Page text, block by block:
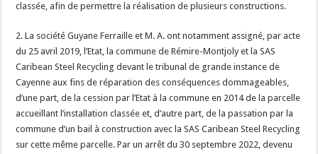
classée, afin de permettre la réalisation de plusieurs constructions.
2. La société Guyane Ferraille et M. A. ont notamment assigné, par acte
du 25 avril 2019, l’Etat, la commune de Rémire-Montjoly et la SAS
Caribean Steel Recycling devant le tribunal de grande instance de
Cayenne aux fins de réparation des conséquences dommageables,
d’une part, de la cession par l’Etat à la commune en 2014 de la parcelle
accueillant l’installation classée et, d’autre part, de la passation par la
commune d’un bail à construction avec la SAS Caribean Steel Recycling
sur cette même parcelle. Par un arrêt du 30 septembre 2022, devenu